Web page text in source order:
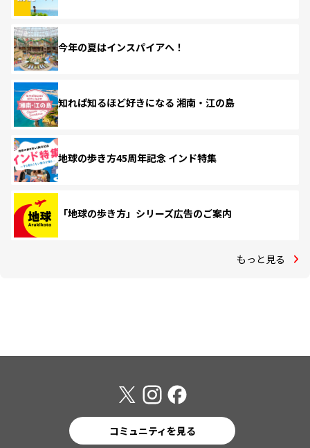
今年の夏はインスパイアへ！
知れば知るほど好きになる 湘南・江の島
地球の歩き方45周年記念 インド特集
「地球の歩き方」シリーズ広告のご案内
もっと見る
コミュニティを見る